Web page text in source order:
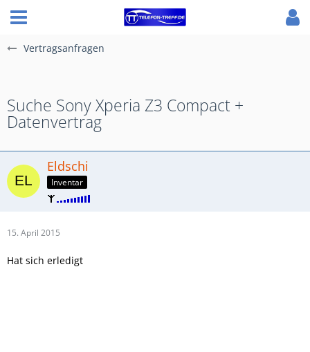
Vertragsanfragen
Suche Sony Xperia Z3 Compact +
Datenvertrag
Eldschi
Inventar
15. April 2015
Hat sich erledigt